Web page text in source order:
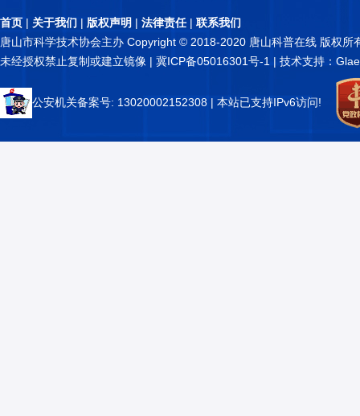
首页 | 关于我们 | 版权声明 | 法律责任| 联系我们
唐山市科学技术协会主办 Copyright © 2018-2020 唐山科普在线 版权所
未经授权禁止复制或建立镜像 | 冀ICP备05016301号-1 | 技术支持：
公安机关备案号: 13020002152308 | 本站已支持IPv6访问!